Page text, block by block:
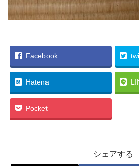
Facebook
Hatena
Pocket
シェアする